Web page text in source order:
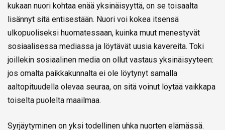
kukaan nuori kohtaa enää yksinäisyyttä, on se toisaalta
lisännyt sitä entisestään. Nuori voi kokea itsensä
ulkopuoliseksi huomatessaan, kuinka muut menestyvät
sosiaalisessa mediassa ja löytävät uusia kavereita. Toki
joillekin sosiaalinen media on ollut vastaus yksinäisyyteen:
jos omalta paikkakunnalta ei ole löytynyt samalla
aaltopituudella olevaa seuraa, on sitä voinut löytää vaikkapa
toiselta puolelta maailmaa.
Syrjäytyminen on yksi todellinen uhka nuorten elämässä.